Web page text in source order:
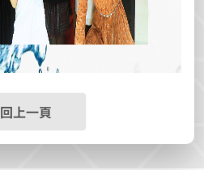
回上一頁